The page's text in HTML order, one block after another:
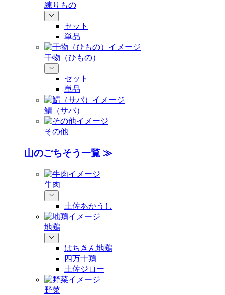
練りもの
セット
単品
干物（ひもの）
セット
単品
鯖（サバ）
その他
山のごちそう一覧 ≫
牛肉
土佐あかうし
地鶏
はちきん地鶏
四万十鶏
土佐ジロー
野菜